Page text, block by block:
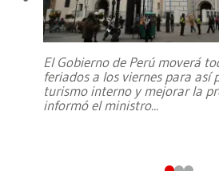
El Gobierno de Perú moverá
feriados a los viernes para así
turismo interno y mejorar la
informó el ministro...